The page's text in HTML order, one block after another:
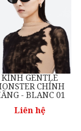
KÍNH GENTLE
CHÍNH
- NEW BORN
Liên hệ